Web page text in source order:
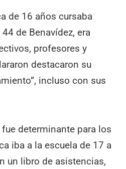
de 16 años cursaba
de Benavídez, era
profesores y
destacaron su
incluso con sus
determinante para los
iba a la escuela de 17 a
un libro de asistencias,